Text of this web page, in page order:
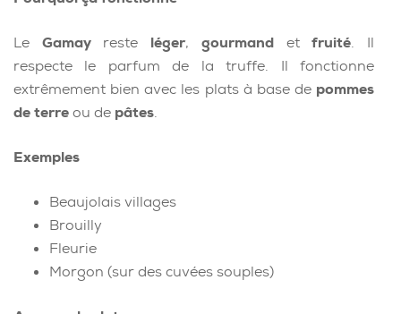
Le Gamayreste léger, gourmandetfruité. Il
respecte le parfum de la truffe. Il fonctionne
extrêmement bien avec les plats à base de pommes
de terreou de pâtes.
Exemples
Beaujolais villages
Brouilly
Fleurie
Morgon (sur des cuvées souples)